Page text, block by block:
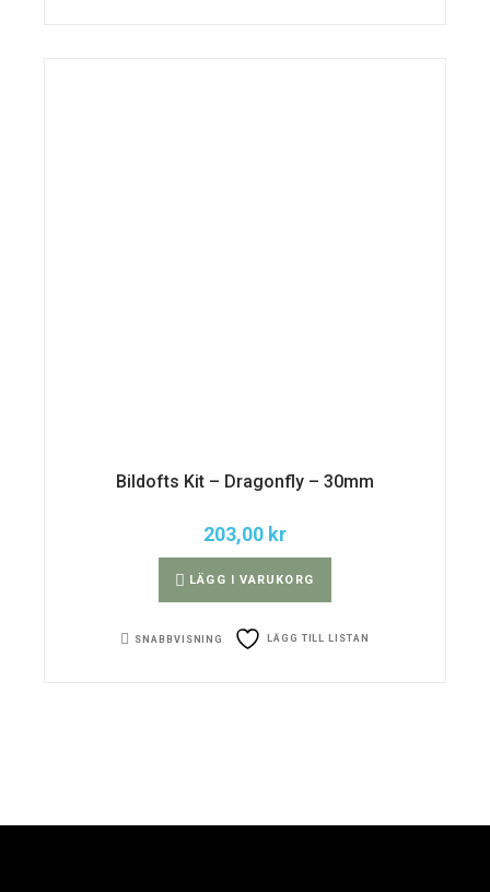
Bildofts Kit – Dragonfly – 30mm
203,00 kr
LÄGG I VARUKORG
SNABBVISNING LÄGG TILL LISTAN